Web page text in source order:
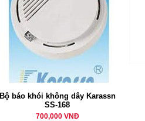
Bộ báo khói không dây Karassn
SS-168
700,000 VNĐ